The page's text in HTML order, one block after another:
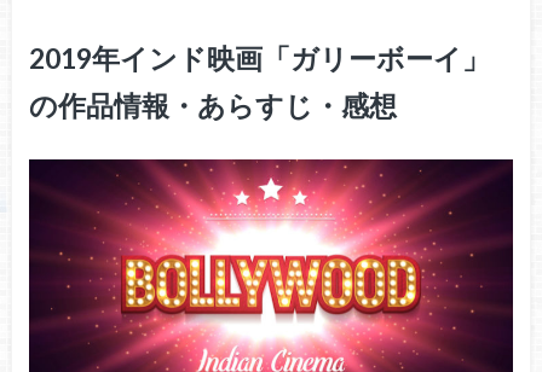
2019年インド映画「ガリーボーイ」
の作品情報・あらすじ・感想